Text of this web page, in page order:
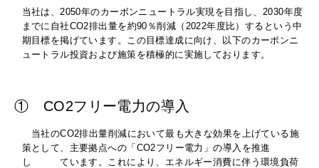
当社は、2050年のカーボンニュートラル実現を目指し、 2030年度
までに自社CO2排出量を約90 ％削減（ 2022年度比）するという中
期目標を掲げています。この目標達成に向け、以下のカーボンニ
ュートラル投資および施策を積極的に実施しております。
① CO2フリー電力の導入
当社のCO2排出量削減において最も大きな効果を上げている施
策として、主要拠点への「 CO2フリー電力」の導入を推進
し ています。これにより、エネルギー消費に伴う環境負荷